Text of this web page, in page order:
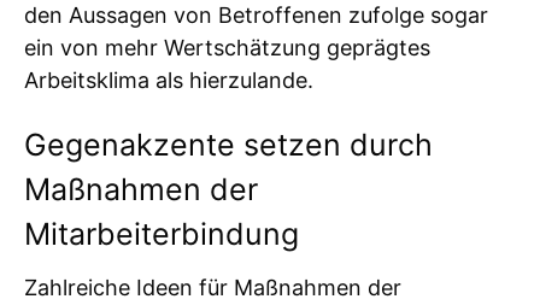
den Aussagen von Betroffenen zufolge sogar
ein von mehr Wertschätzung geprägtes
Arbeitsklima als hierzulande.
Gegenakzente setzen durch
Maßnahmen der
Mitarbeiterbindung
Zahlreiche Ideen für Maßnahmen der